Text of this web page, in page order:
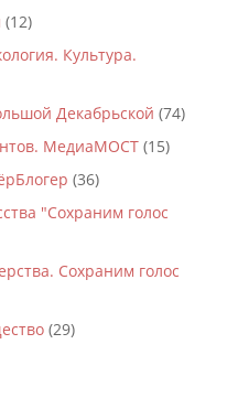
(12)
Культура.
Декабрьской (74)
МедиаМОСТ(15)
(36)
"Сохраним голос
Сохраним голос
(29)